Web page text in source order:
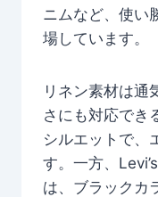
ニムなど、使い
場しています。
リネン素材は通
さにも対応でき
シルエットで、
す。一方、
は、ブラックカ